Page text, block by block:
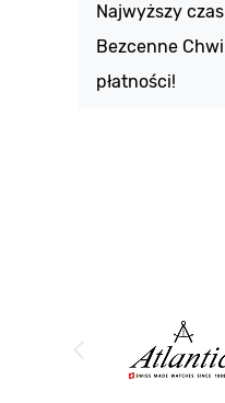
Najwyższy
Bezcenne
płatności!